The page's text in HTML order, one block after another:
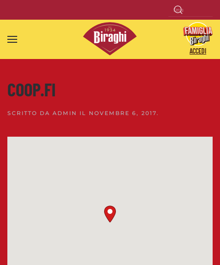
Skip to main content
ACCEDI
COOP.FI
SCRITTO DA ADMIN IL NOVEMBRE 6, 2017.